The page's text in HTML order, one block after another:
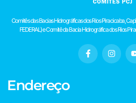
Comitês das Bacias Hidrográficas dos Rios Piracicaba,
FEDERAL) e Comitê da Bacia Hidrográfica dos Rios
Endereço